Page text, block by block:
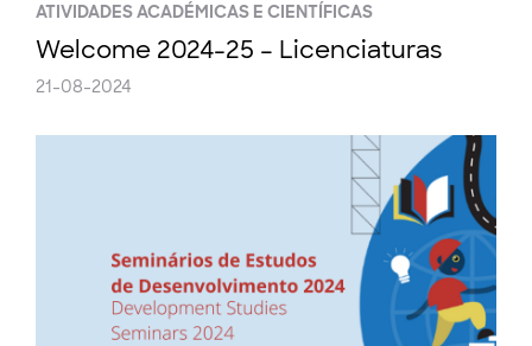
ATIVIDADES ACADÉMICAS E CIENTÍFICAS
Welcome 2024-25 – Licenciaturas
21-08-2024